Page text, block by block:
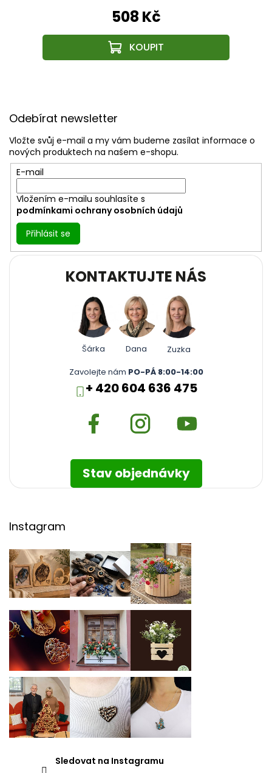
508 Kč
Odebírat newsletter
Vložte svůj e-mail a my vám budeme zasílat informace o
nových produktech na našem e-shopu.
E-mail
Vložením e-mailu souhlasíte s
podmínkami ochrany osobních údajů
Přihlásit se
KONTAKTUJTE NÁS
Šárka Dana
Zuzka
Zavolejte nám PO-PÁ 8:00-14:00
+ 420 604 636 475
Stav objednávky
Instagram
Sledovat na Instagramu